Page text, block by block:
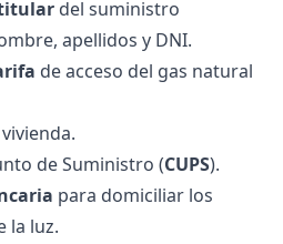
del suministro
apellidos y DNI.
de acceso del gas natural
de Suministro (CUPS).
para domiciliar los
la luz.